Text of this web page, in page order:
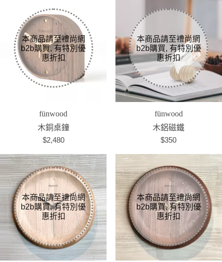
fünwood
木銅桌鐘
$2,480
fünwood
木鋁磁鐵
$350